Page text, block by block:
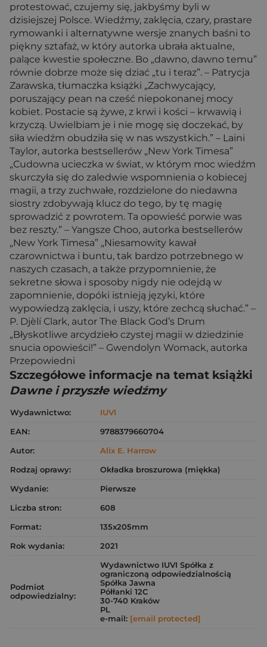
protestować, czujemy się, jakbyśmy byli w
dzisiejszej Polsce. Wiedźmy, zaklęcia, czary, prastare
rymowanki i alternatywne wersje znanych baśni to
piękny sztafaż, w który autorka ubrała aktualne,
palące kwestie społeczne. Bo „dawno, dawno temu”
równie dobrze może się dziać „tu i teraz”. – Patrycja
Zarawska, tłumaczka książki „Zachwycający,
poruszający pean na cześć niepokonanej mocy
kobiet. Postacie są żywe, z krwi i kości – krwawią i
krzyczą. Uwielbiam je i nie mogę się doczekać, by
siła wiedźm obudziła się w nas wszystkich.” – Laini
Taylor, autorka bestsellerów „New York Timesa”
„Cudowna ucieczka w świat, w którym moc wiedźm
skurczyła się do zaledwie wspomnienia o kobiecej
magii, a trzy zuchwałe, rozdzielone do niedawna
siostry zdobywają klucz do tego, by tę magię
sprowadzić z powrotem. Ta opowieść porwie was
bez reszty.” – Yangsze Choo, autorka bestsellerów
„New York Timesa” „Niesamowity kawał
czarownictwa i buntu, tak bardzo potrzebnego w
naszych czasach, a także przypomnienie, że
sekretne słowa i sposoby nigdy nie odejdą w
zapomnienie, dopóki istnieją języki, które
wypowiedzą zaklęcia, i uszy, które zechcą słuchać.” –
P. Djèlí Clark, autor The Black God’s Drum
„Błyskotliwe arcydzieło czystej magii w dziedzinie
snucia opowieści!” – Gwendolyn Womack, autorka
Przepowiedni
Szczegółowe informacje na temat książki
Dawne i przyszłe wiedźmy
Wydawnictwo:
IUVI
EAN:
9788379660704
Autor:
Alix E. Harrow
Rodzaj oprawy:
Okładka broszurowa (miękka)
Wydanie:
Pierwsze
Liczba stron:
608
Format:
135x205mm
Rok wydania:
2021
Podmiot
odpowiedzialny:
Wydawnictwo IUVI Spółka z
ograniczoną odpowiedzialnością
Spółka Jawna
Półłanki 12C
30-740 Kraków
PL
e-mail: [email protected]